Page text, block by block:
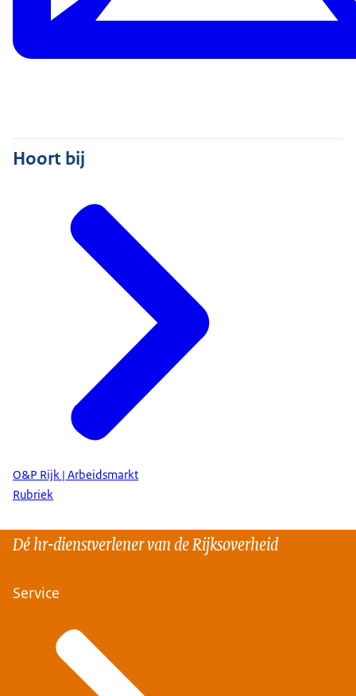
Hoort bij
O&P Rijk | Arbeidsmarkt
Rubriek
Dé hr-dienstverlener van de Rijksoverheid
Service